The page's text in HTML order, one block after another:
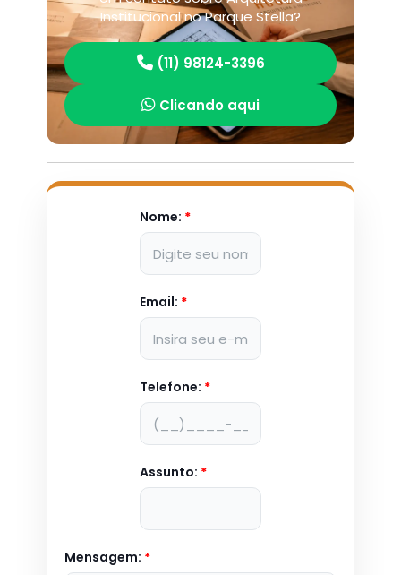
Institucional no Parque Stella?
(11) 98124-3396
Clicando aqui
Nome: *
Email: *
Telefone: *
Assunto: *
Mensagem: *